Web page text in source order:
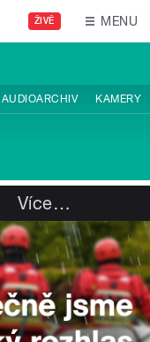
ŽIVĚ MENU
AUDIOARCHIV KAMERY
Více…